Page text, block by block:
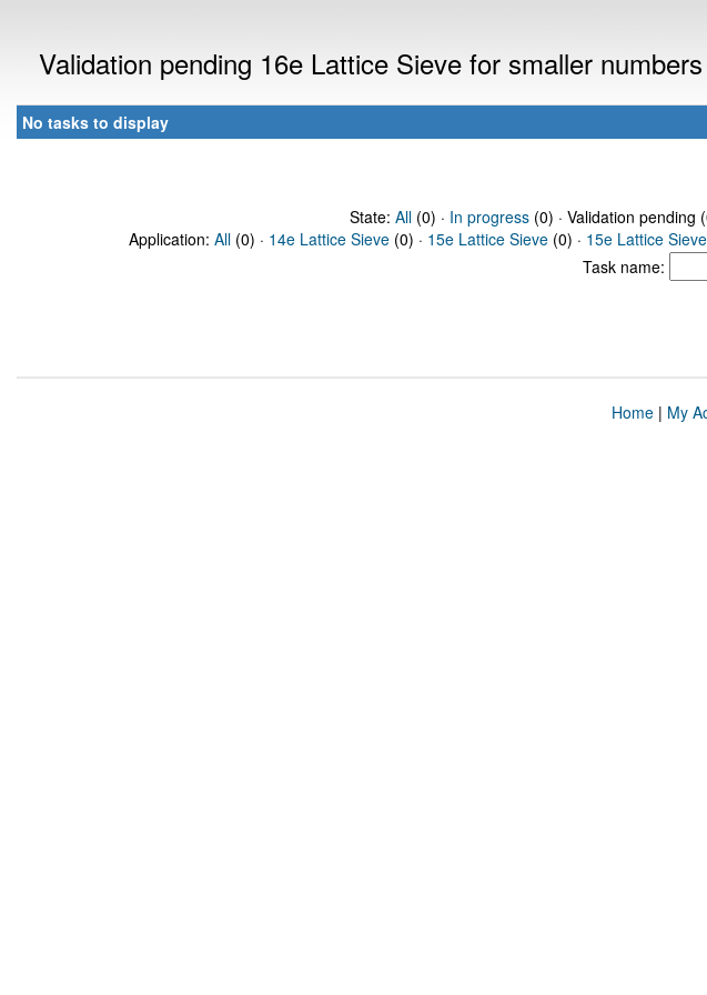
Validation pending 16e Lattice Sieve for smaller
No tasks to display
State: All(0) · In progress(0) · Validation pending
Application: All (0) · 14e Lattice Sieve (0) · 15e Lattice Sieve (0) · 15e Lattice
Task name:
Home| My